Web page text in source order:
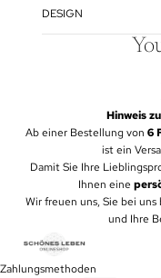
DESIGN
Hinweis
Ab einer Bestellung von 6
ist ein
Damit Sie Ihre
Ihnen eine
Wir freuen uns, Sie bei
und Ihre
Zahlungsmethoden
Widerrufsrecht
Datenschutzerklärung
Versand
Impressum